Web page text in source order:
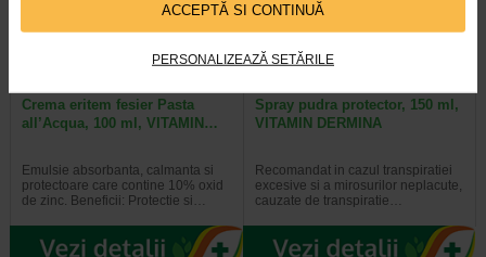
ACCEPTĂ SI CONTINUĂ
PERSONALIZEAZĂ SETĂRILE
Crema eritem fesier Pasta
all’Acqua, 100 ml, VITAMIN…
Emulsie absorbanta, calmanta si
protectoare care contine 10% oxid
de zinc. Beneficii: Protectie si…
Spray pudra protector, 150 ml,
VITAMIN DERMINA
Recomandat in cazul transpiratiei
excesive si a mirosurilor neplacute,
cauzate de transpiratie…